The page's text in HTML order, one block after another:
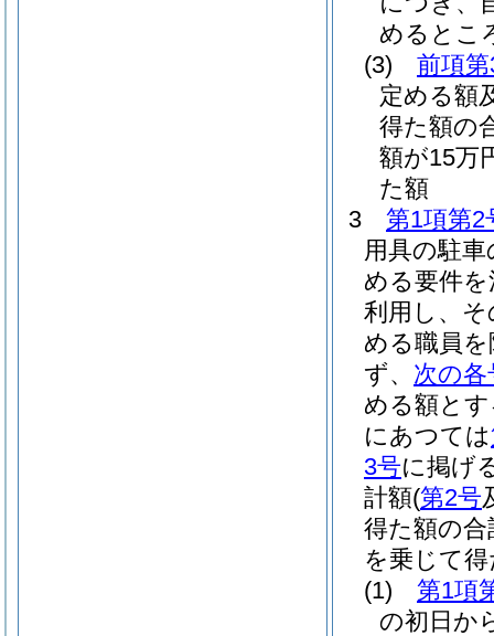
めるとこ
(3)
前項
定める額
得た額の
額が15万
た額
3
第1項第2
用具の駐
める要件
利用し、
める職員
ず、 次の各
める額と
にあつては
3号に掲げ
計額(第2号
得た額の
を乗じて
(1)
第1項
の初日か